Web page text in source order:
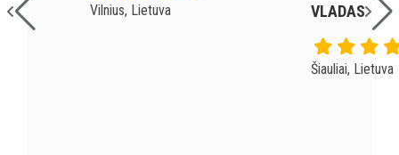
Vilnius, Lietuva VLADAS
Šiauliai, Lietuva